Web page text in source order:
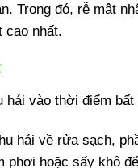
Trong đó, rễ mật
cao nhất.
vào thời điểm bất
hái về rửa sạch,
phơi hoặc sấy khô